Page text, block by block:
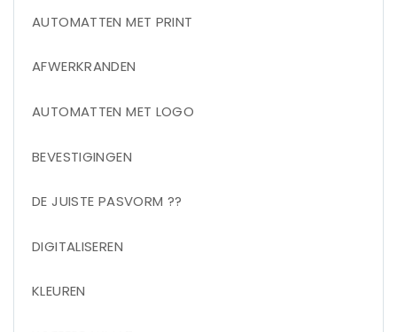
AUTOMATTEN MET PRINT
AFWERKRANDEN
AUTOMATTEN MET LOGO
BEVESTIGINGEN
DE JUISTE PASVORM ??
DIGITALISEREN
KLEUREN